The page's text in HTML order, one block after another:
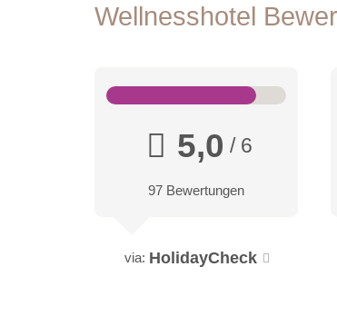
Wellnesshotel
5,0 / 6
97 Bewertungen
via: HolidayCheck